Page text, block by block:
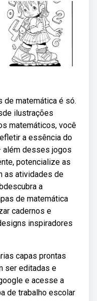
de matemática é só.
ilustrações
matemáticos, você
a essência do
além desses jogos
potencialize as
as atividades de
a
de matemática
cadernos e
inspiradores
capas prontas
ser editadas e
e acesse a
de trabalho escolar